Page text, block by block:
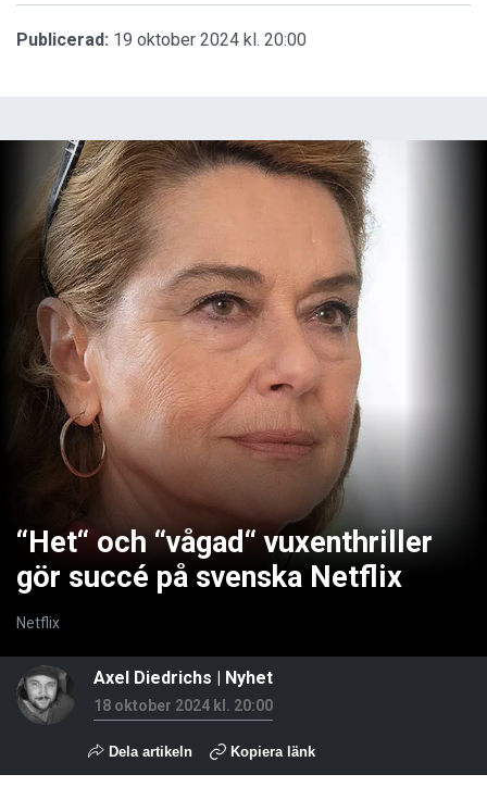
Publicerad: 19 oktober 2024 kl. 20:00
“Het“ och “vågad“ vuxenthriller
gör succé på svenska Netflix
Netflix
Axel Diedrichs | Nyhet
18 oktober 2024 kl. 20:00
Dela artikeln Kopiera länk